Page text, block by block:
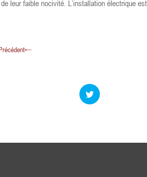
leur faible nocivité. L’installation électrique
→